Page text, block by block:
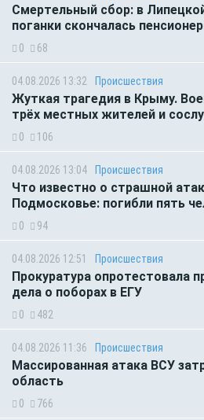
Смертельный сбор: в
поганки скончалась
0 68
04.08.2026 13:32 Происшествия
Жуткая трагедия в Крыму.
трёх местных жителей и
0 106
04.08.2026 13:04 Происшествия
Что известно о страшной
Подмосковье: погибли пять
0 94
04.08.2026 12:51 Происшествия
Прокуратура опротестовала
дела о поборах в ЕГУ
0 482
04.08.2026 11:36 Происшествия
Массированная атака ВСУ
область
0 766